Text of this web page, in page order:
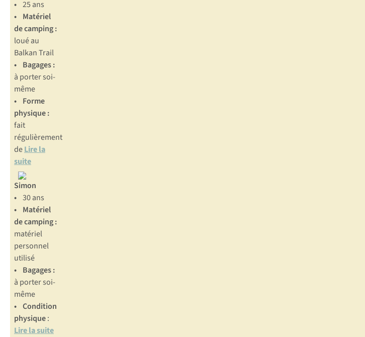
• 25 ans
• Matériel
de camping :
loué au
Balkan Trail
• Bagages :
à porter soi-
même
• Forme
physique :
fait
régulièrement
deLire la
suite
Simon
• 30 ans
• Matériel
de camping :
matériel
personnel
utilisé
• Bagages :
à porter soi-
même
• Condition
physique:
Lire la suite